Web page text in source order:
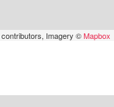
contributors, Imagery ©Mapbox